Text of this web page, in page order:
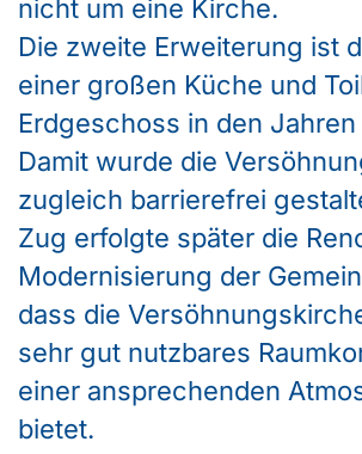
nicht um eine Kirche.
Die zweite Erweiterung ist
einer großen Küche und
Erdgeschoss in den
Damit wurde die
zugleich barrierefrei
Zug erfolgte später die
Modernisierung der
dass die
sehr gut nutzbares
einer ansprechenden
bietet.